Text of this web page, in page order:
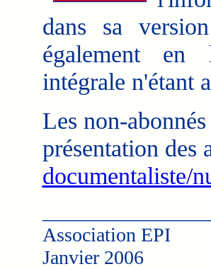
dans sa
également
intégrale n'étant
Les non-
présentation des
documentaliste/
Association EPI
Janvier 2006